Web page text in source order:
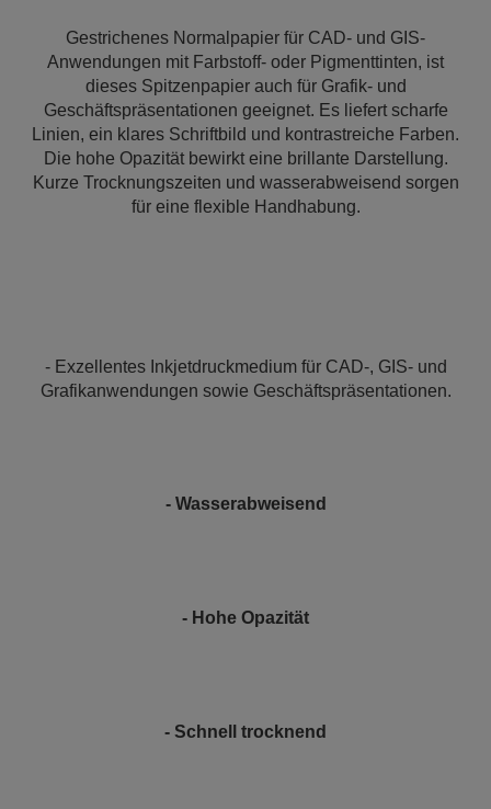
Gestrichenes Normalpapier für CAD- und GIS-
Anwendungen mit Farbstoff- oder Pigmenttinten, ist
dieses Spitzenpapier auch für Grafik- und
Geschäftspräsentationen geeignet. Es liefert scharfe
Linien, ein klares Schriftbild und kontrastreiche Farben.
Die hohe Opazität bewirkt eine brillante Darstellung.
Kurze Trocknungszeiten und wasserabweisend sorgen
für eine flexible Handhabung.
- Exzellentes Inkjetdruckmedium für CAD-, GIS- und
Grafikanwendungen sowie Geschäftspräsentationen.
- Wasserabweisend
- Hohe Opazität
- Schnell trocknend